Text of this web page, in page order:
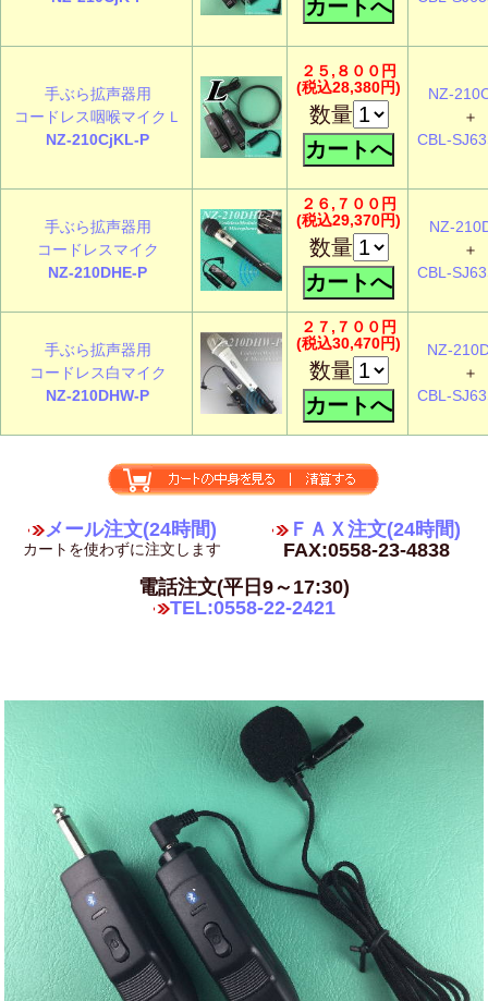
手ぶら拡声器用
コードレス咽喉マイクＬ
NZ-210CjKL-P
２５,８００円
(税込28,380円)
数量
NZ-
＋
CBL-
手ぶら拡声器用
コードレスマイク
NZ-210DHE-P
２６,７００円
(税込29,370円)
数量
NZ-
＋
CBL-
手ぶら拡声器用
コードレス白マイク
NZ-210DHW-P
２７,７００円
(税込30,470円)
数量
NZ-
＋
CBL-
メール注文(24時間)
カートを使わずに注文します
ＦＡＸ注文(24時間)
FAX:0558-23-4838
電話注文(平日9～17:30)
TEL:0558-22-2421